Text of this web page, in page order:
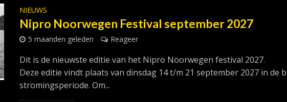
NIEUWS
Nipro Noorwegen Festival september 2027
5 maanden geleden Reageer
Dit is de nieuwste editie van het Nipro Noorwegen festival 2027.
Deze editie vindt plaats van dinsdag 14 t/m 21 september 2027 in de
stromingsperiode. Om...